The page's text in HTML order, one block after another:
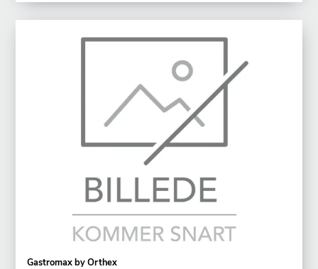
Gastromax by Orthex